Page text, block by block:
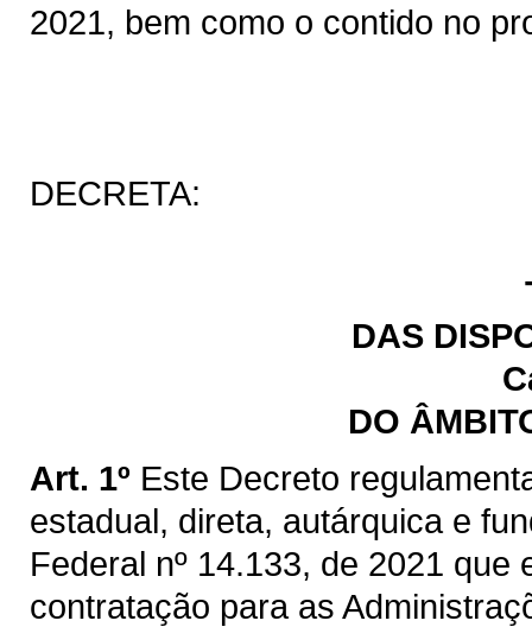
2021, bem como o contido no
DECRETA:
DAS
DO
Art. 1º Este Decreto
estadual, direta, autárquica e
Federal nº 14.133, de 2021
contratação para as